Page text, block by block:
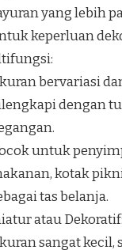
yang lebih
keperluan
bervariasi
dengan
untuk
kotak
tas belanja.
atau Dekoratif:
sangat kecil,